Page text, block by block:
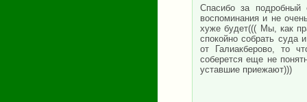
Спасибо за
воспоминания и не
хуже будет((( Мы, как
спокойно собрать суда
от Галиакберово, то
соберется еще не
уставшие приежают)))